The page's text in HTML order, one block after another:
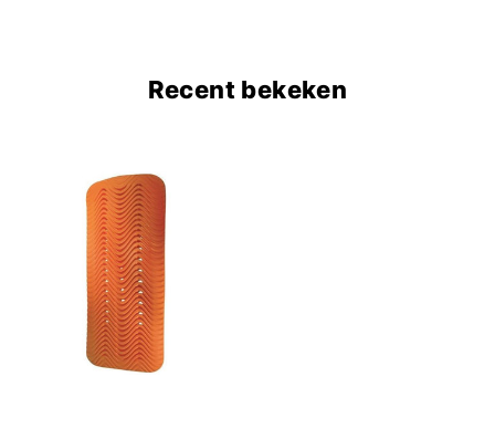
Recent bekeken